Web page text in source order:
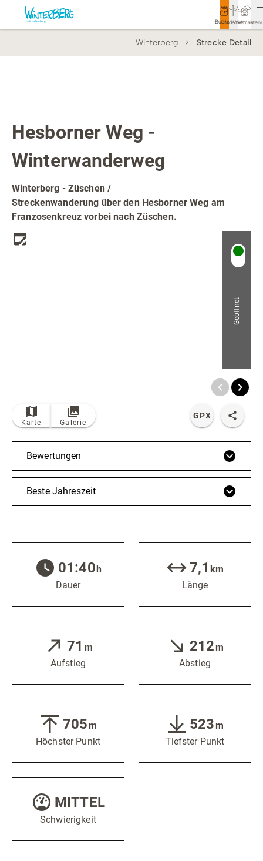
Buchen
Entdecken
Webcam
Rathaus
Winterberg Strecke Detail
Hesborner Weg -
Winterwanderweg
Winterberg - Züschen /
Streckenwanderung über den Hesborner Weg am
Franzosenkreuz vorbei nach Züschen.
Geöffnet
Karte Galerie
GPX
Bewertungen
Beste Jahreszeit
01:40h
Dauer
7,1km
Länge
71m
Aufstieg
212m
Abstieg
705m
Höchster Punkt
523m
Tiefster Punkt
MITTEL
Schwierigkeit